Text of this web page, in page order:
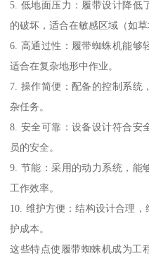
5. 低地面压力：履带设计降低
的破坏，适合在敏感区域（如草
6. 高通过性：履带蜘蛛机能够
适合在复杂地形中作业。
7. 操作简便：配备的控制系统
杂任务。
8. 安全可靠：设备设计符合安
员的安全。
9. 节能：采用的动力系统，能
工作效率。
10. 维护方便：结构设计合理
护成本。
这些特点使履带蜘蛛机成为工